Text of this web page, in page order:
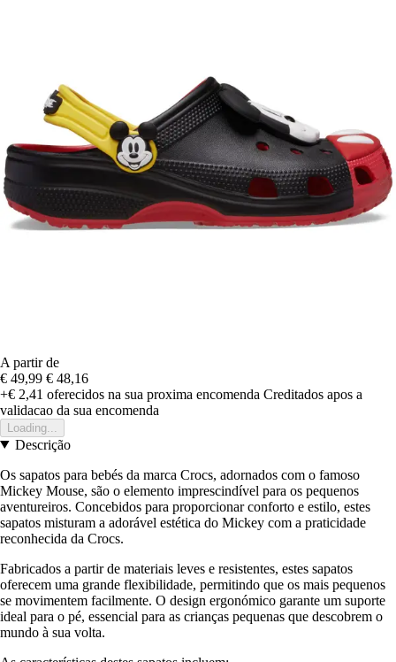
A partir de
€ 49,99 € 48,16
+€ 2,41 oferecidos na sua proxima encomenda Creditados apos a
validacao da sua encomenda
Loading...
Descrição
Os sapatos para bebés da marca Crocs, adornados com o famoso
Mickey Mouse, são o elemento imprescindível para os pequenos
aventureiros. Concebidos para proporcionar conforto e estilo, estes
sapatos misturam a adorável estética do Mickey com a praticidade
reconhecida da Crocs.
Fabricados a partir de materiais leves e resistentes, estes sapatos
oferecem uma grande flexibilidade, permitindo que os mais pequenos
se movimentem facilmente. O design ergonómico garante um suporte
ideal para o pé, essencial para as crianças pequenas que descobrem o
mundo à sua volta.